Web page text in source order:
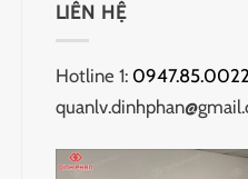
LIÊN HỆ
Hotline 1: 0947.85.0022